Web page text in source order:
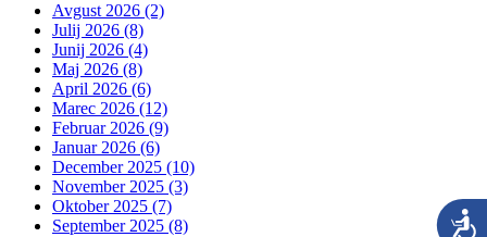
Avgust 2026 (2)
Julij 2026 (8)
Junij 2026 (4)
Maj 2026 (8)
April 2026 (6)
Marec 2026 (12)
Februar 2026 (9)
Januar 2026 (6)
December 2025 (10)
November 2025 (3)
Oktober 2025 (7)
September 2025 (8)